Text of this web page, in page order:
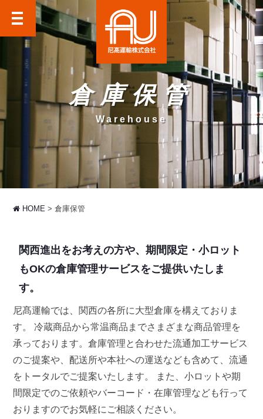
尼高運輸株式会社
倉庫保管
Warehouse
HOME 倉庫保管
関西進出をお考えの方や、期間限定・小ロット
もOKの倉庫管理サービスをご提供いたしま
す。
尼髙運輸では、関西の各所に大型倉庫を構えておりま
す。 冷蔵商品から常温商品までさまざまな商品管理を
承っております。倉庫管理と合わせた流通加工サービス
のご提案や、配送所や本社への運送なども含めて、流通
をトータルでご提案いたします。 また、小ロットや期
間限定でのご依頼やバーコード・在庫管理なども行って
おりますのでお気軽にご相談ください。